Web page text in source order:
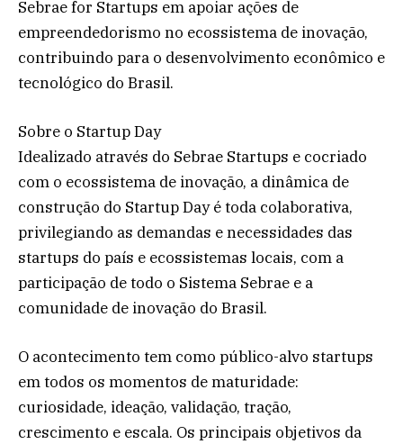
Sebrae for Startups em apoiar ações de
empreendedorismo no ecossistema de inovação,
contribuindo para o desenvolvimento econômico e
tecnológico do Brasil.
Sobre o Startup Day
Idealizado através do Sebrae Startups e cocriado
com o ecossistema de inovação, a dinâmica de
construção do Startup Day é toda colaborativa,
privilegiando as demandas e necessidades das
startups do país e ecossistemas locais, com a
participação de todo o Sistema Sebrae e a
comunidade de inovação do Brasil.
O acontecimento tem como público-alvo startups
em todos os momentos de maturidade:
curiosidade, ideação, validação, tração,
crescimento e escala. Os principais objetivos da